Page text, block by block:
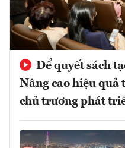
Để quyết sách
Nâng cao hiệu quả
chủ trương phát